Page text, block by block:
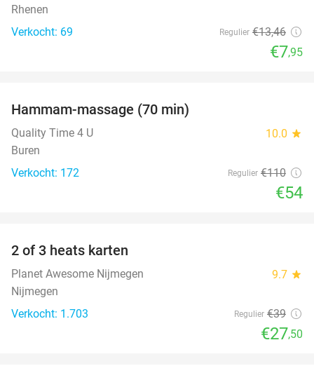
Rhenen
Verkocht: 69
Regulier €13,46
€7,95
Hammam-massage (70 min)
Quality Time 4 U 10.0 star
Buren
Verkocht: 172
Regulier €110
€54
2 of 3 heats karten
Planet Awesome Nijmegen 9.7 star
Nijmegen
Verkocht: 1.703
Regulier €39
€27,50